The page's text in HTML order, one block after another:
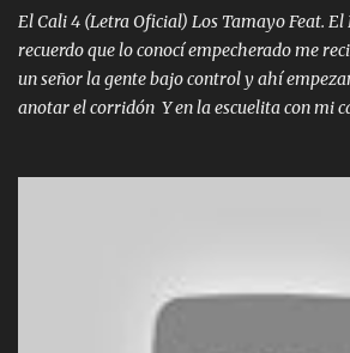
El Cali 4 (Letra Oficial) Los Tamayo Feat. El
recuerdo que lo conocí empecherado me
un señor la gente bajo control y ahí
anotar el corridón Y en la escuelita con mi
verde se le extraña pa que sepan Aquí Pura
POR CLAVE ES EL CALI 4 EN LA CIUDAD